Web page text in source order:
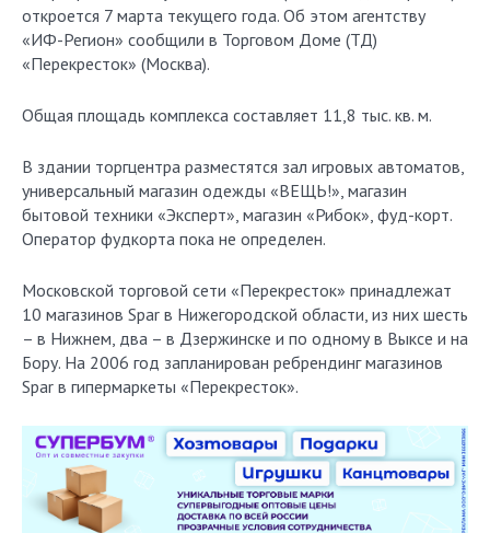
откроется 7 марта текущего года. Об этом агентству
«ИФ-Регион» сообщили в Торговом Доме (ТД)
«Перекресток» (Москва).
Общая площадь комплекса составляет 11,8 тыс. кв. м.
В здании торгцентра разместятся зал игровых автоматов,
универсальный магазин одежды «ВЕЩЬ!», магазин
бытовой техники «Эксперт», магазин «Рибок», фуд-корт.
Оператор фудкорта пока не определен.
Московской торговой сети «Перекресток» принадлежат
10 магазинов Spar в Нижегородской области, из них шесть
– в Нижнем, два – в Дзержинске и по одному в Выксе и на
Бору. На 2006 год запланирован ребрендинг магазинов
Spar в гипермаркеты «Перекресток».